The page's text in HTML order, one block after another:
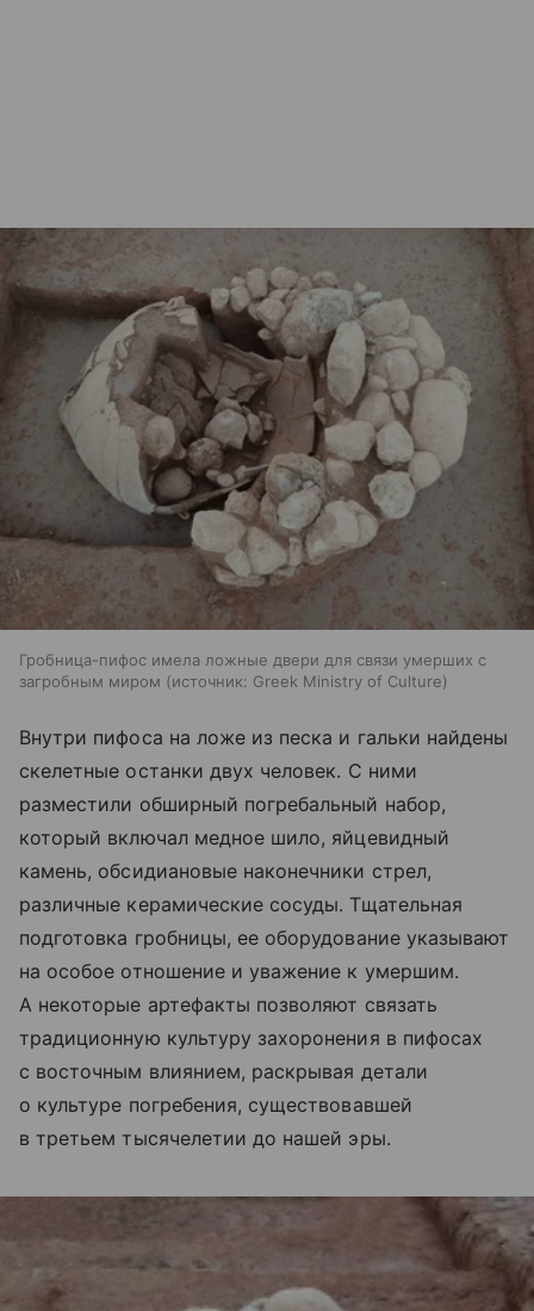
Гробница-пифос имела ложные двери для связи умерших с
загробным миром
источник: Greek Ministry of Culture
Внутри пифоса на ложе из песка и гальки найдены
скелетные останки двух человек. С ними
разместили обширный погребальный набор,
который включал медное шило, яйцевидный
камень, обсидиановые наконечники стрел,
различные керамические сосуды. Тщательная
подготовка гробницы, ее оборудование указывают
на особое отношение и уважение к умершим.
А некоторые артефакты позволяют связать
традиционную культуру захоронения в пифосах
с восточным влиянием, раскрывая детали
о культуре погребения, существовавшей
в третьем тысячелетии до нашей эры.